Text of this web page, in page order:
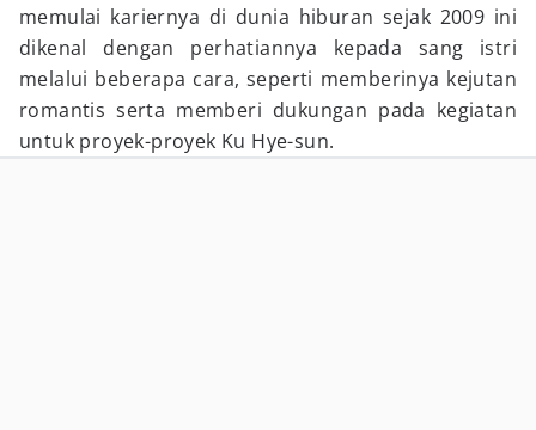
memulai kariernya di dunia hiburan sejak 2009 ini
dikenal dengan perhatiannya kepada sang istri
melalui beberapa cara, seperti memberinya kejutan
romantis serta memberi dukungan pada kegiatan
untuk proyek-proyek Ku Hye-sun.